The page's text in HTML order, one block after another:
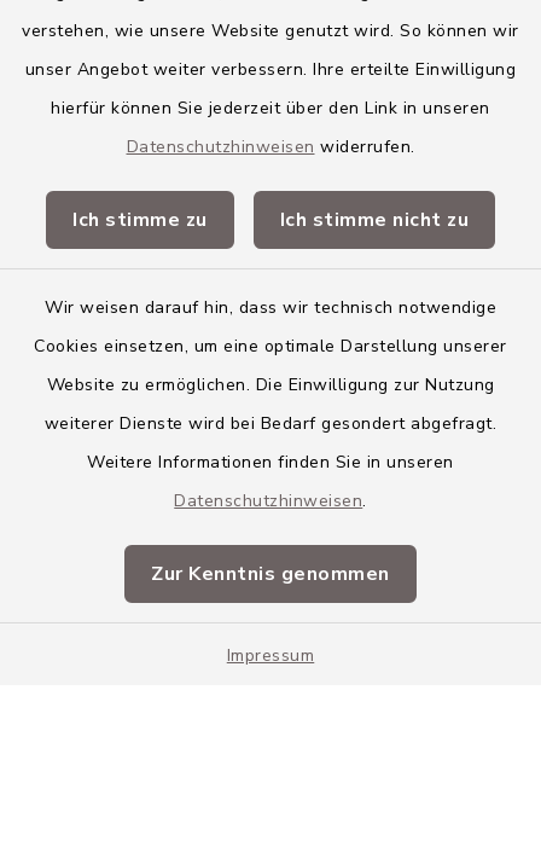
verstehen, wie unsere Website genutzt wird. So können wir
unser Angebot weiter verbessern. Ihre erteilte Einwilligung
hierfür können Sie jederzeit über den Link in unseren
Datenschutzhinweisen widerrufen.
Ich stimme zu Ich stimme nicht zu
Wir weisen darauf hin, dass wir technisch notwendige
Cookies einsetzen, um eine optimale Darstellung unserer
Website zu ermöglichen. Die Einwilligung zur Nutzung
weiterer Dienste wird bei Bedarf gesondert abgefragt.
Weitere Informationen finden Sie in unseren
Datenschutzhinweisen.
Zur Kenntnis genommen
Impressum
Gemeinde Osterberg
VG Altenstadt
Landkreis Neu-Ulm
Barrierefreiheit
Impressum
Sitemap